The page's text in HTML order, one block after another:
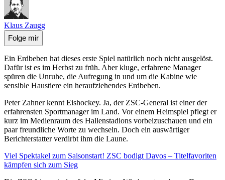
Klaus Zaugg
Folge mir
Ein Erdbeben hat dieses erste Spiel natürlich noch nicht ausgelöst.
Dafür ist es im Herbst zu früh. Aber kluge, erfahrene Manager
spüren die Unruhe, die Aufregung in und um die Kabine wie
sensible Haustiere ein heraufziehendes Erdbeben.
Peter Zahner kennt Eishockey. Ja, der ZSC-General ist einer der
erfahrensten Sportmanager im Land. Vor einem Heimspiel pflegt er
kurz im Medienraum des Hallenstadions vorbeizuschauen und ein
paar freundliche Worte zu wechseln. Doch ein auswärtiger
Berichterstatter verdirbt ihm die Laune.
Viel Spektakel zum Saisonstart! ZSC bodigt Davos – Titelfavoriten
kämpfen sich zum Sieg